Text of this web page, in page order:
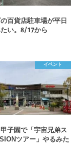
百貨店駐車場が平日
い。8/17から
イベント
子園で「宇宙兄弟ス
ツアー」やるみた